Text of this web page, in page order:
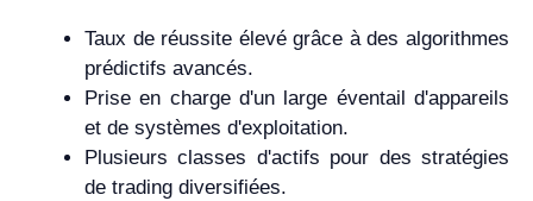
Taux de réussite élevé grâce à des algorithmes
prédictifs avancés.
Prise en charge d'un large éventail d'appareils
et de systèmes d'exploitation.
Plusieurs classes d'actifs pour des stratégies
de trading diversifiées.